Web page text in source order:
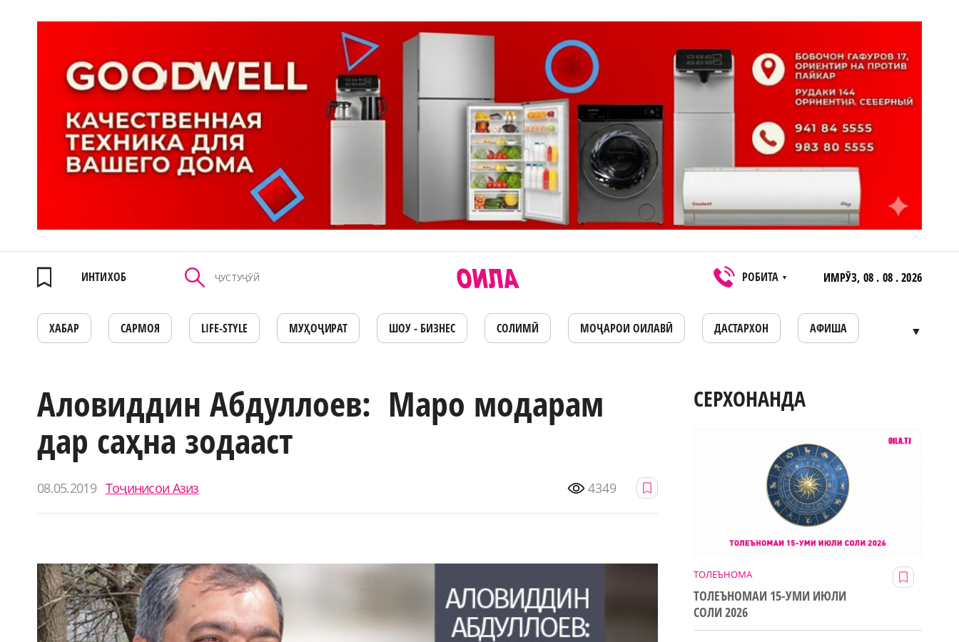
ИНТИХОБ РОБИТА ▼ ИМРӮЗ, 08 . 08 . 2026
ХАБАР САРМОЯ LIFE-STYLE МУҲОҶИРАТ ШОУ - БИЗНЕС СОЛИМӢ МОҶАРОИ ОИЛАВӢ ДАСТАРХОН АФИША ▼
Аловиддин Абдуллоев: Маро модарам
дар саҳна зодааст
08.05.2019 Тоҷинисои Азиз 4349
СЕРХОНАНДА
ТОЛЕЪНОМА
ТОЛЕЪНОМАИ 15-УМИ ИЮЛИ
СОЛИ 2026